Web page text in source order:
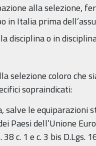
alla selezione,
in Italia prima
disciplina o in
selezione coloro che
sopraindicati:
salve le equiparazioni
Paesi dell’Unione
c. 1 e c. 3 bis D.Lgs.